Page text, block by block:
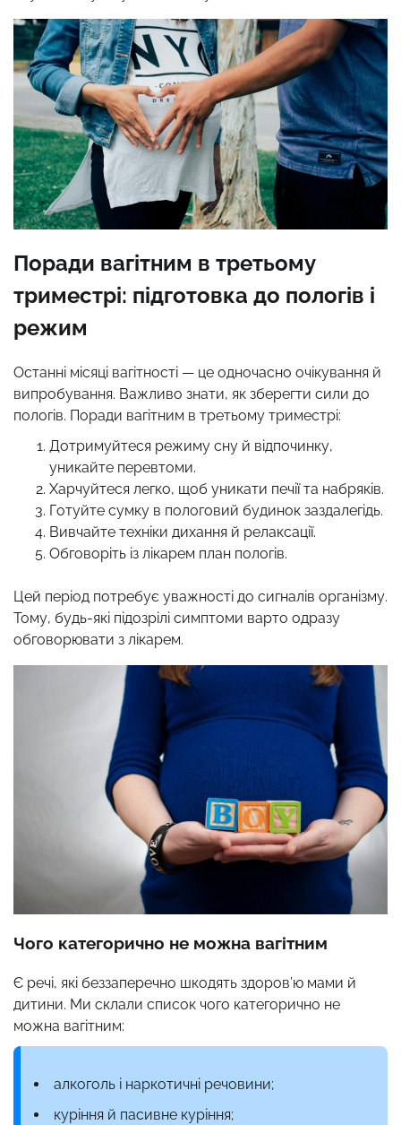
Поради вагітним в третьому
триместрі: підготовка до пологів і
режим
Останні місяці вагітності — це одночасно очікування й
випробування. Важливо знати, як зберегти сили до
пологів. Поради вагітним в третьому триместрі:
Дотримуйтеся режиму сну й відпочинку,
уникайте перевтоми.
Харчуйтеся легко, щоб уникати печії та набряків.
Готуйте сумку в пологовий будинок заздалегідь.
Вивчайте техніки дихання й релаксації.
Обговоріть із лікарем план пологів.
Цей період потребує уважності до сигналів організму.
Тому, будь-які підозрілі симптоми варто одразу
обговорювати з лікарем.
Чого категорично не можна вагітним
Є речі, які беззаперечно шкодять здоров’ю мами й
дитини. Ми склали список чого категорично не
можна вагітним:
алкоголь і наркотичні речовини;
куріння й пасивне куріння;